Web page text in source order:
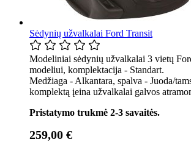
Sėdynių užvalkalai Ford Transit
Modeliniai sėdynių užvalkalai 3 vietų
modeliui, komplektacija - Standart.
Medžiaga - Alkantara, spalva - Juoda/
komplektą įeina užvalkalai galvos
Pristatymo trukmė 2-3 savaitės.
259,00 €